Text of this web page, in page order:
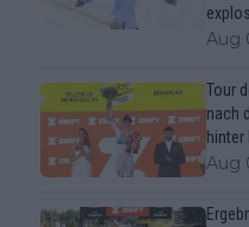
Aug
Tour
nach
hinter
Aug